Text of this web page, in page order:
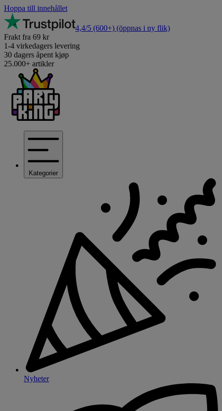
Hoppa till innehållet
4,4/5 (600+) (öppnas i ny flik)
Frakt fra 69 kr
1-4 virkedagers levering
30 dagers åpent kjøp
25.000+ artikler
Kategorier
Nyheter